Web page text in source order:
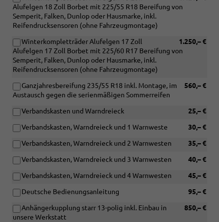
Alufelgen 18 Zoll Borbet mit 225/55 R18 Bereifung von
Semperit, Falken, Dunlop oder Hausmarke, inkl.
Reifendrucksensoren (ohne Fahrzeugmontage)
1.250,– €
Winterkompletträder Alufelgen 17 Zoll
Alufelgen 17 Zoll Borbet mit 225/60 R17 Bereifung von
Semperit, Falken, Dunlop oder Hausmarke, inkl.
Reifendrucksensoren (ohne Fahrzeugmontage)
560,– €
Ganzjahresbereifung 235/55 R18 inkl. Montage, im
Austausch gegen die serienmäßigen Sommerreifen
25,– €
Verbandskasten und Warndreieck
30,– €
Verbandskasten, Warndreieck und 1 Warnweste
35,– €
Verbandskasten, Warndreieck und 2 Warnwesten
40,– €
Verbandskasten, Warndreieck und 3 Warnwesten
45,– €
Verbandskasten, Warndreieck und 4 Warnwesten
95,– €
Deutsche Bedienungsanleitung
850,– €
Anhängerkupplung starr 13-polig inkl. Einbau in
unsere Werkstatt